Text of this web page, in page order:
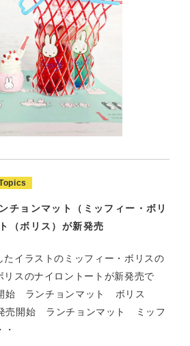
チョンマット（ミッフィー・ボリ
（ボリス）が新発売
たイラストのミッフィー・ボリスの
リスのナイロントートが新発売で
始 ランチョンマット ボリス
売開始 ランチョンマット ミッフ